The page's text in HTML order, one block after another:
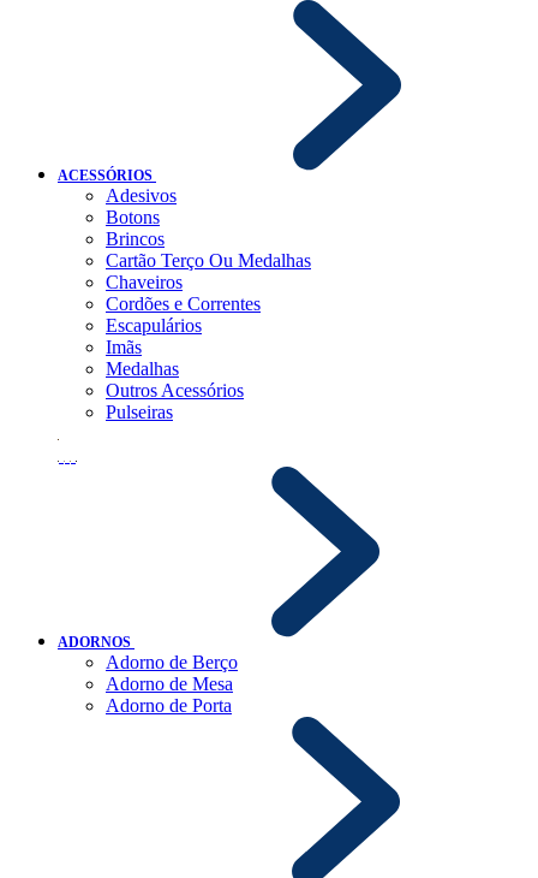
ACESSÓRIOS
Adesivos
Botons
Brincos
Cartão Terço Ou Medalhas
Chaveiros
Cordões e Correntes
Escapulários
Imãs
Medalhas
Outros Acessórios
Pulseiras
ADORNOS
Adorno de Berço
Adorno de Mesa
Adorno de Porta